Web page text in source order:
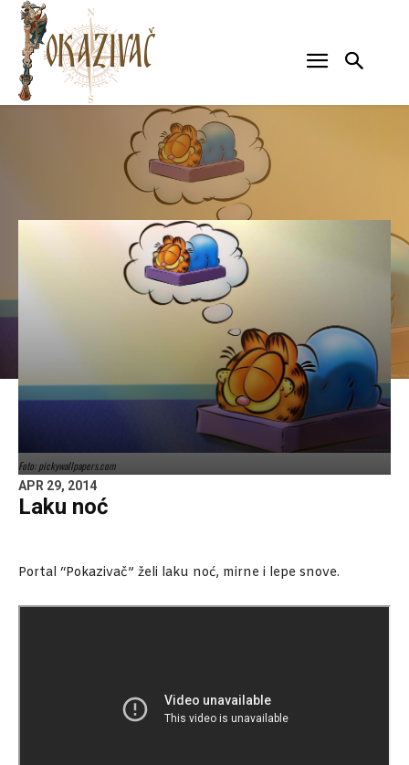
Foto: pickywallpapers.com
APR 29, 2014
Laku noć
Portal “Pokazivač” želi laku noć, mirne i lepe snove.